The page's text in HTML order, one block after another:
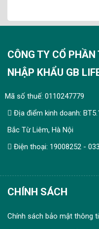
CÔNG TY CỔ
NHẬP KHẨU GB
Mã số thuế: 0110247779
Địa điểm kinh doanh:
Bắc Từ Liêm, Hà Nội
Điện thoại: 19008252 -
CHÍNH SÁCH
Chính sách bảo mật thông